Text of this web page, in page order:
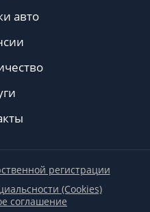
авто
соглашение
(Cookies)
регистрации